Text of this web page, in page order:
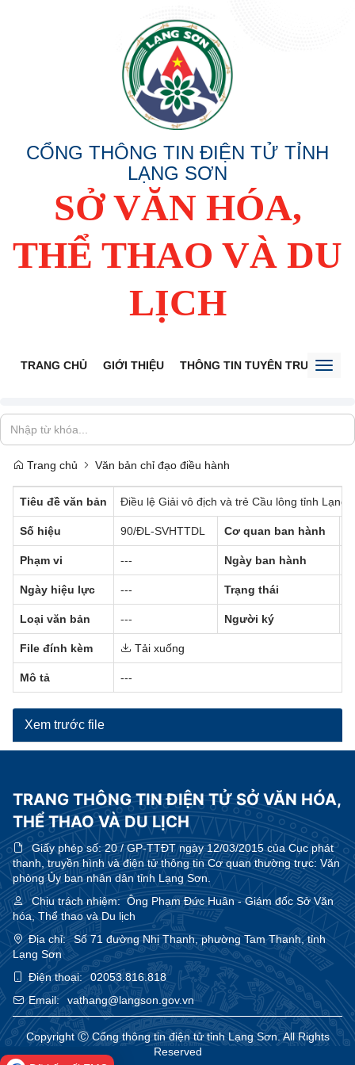
CỔNG THÔNG TIN ĐIỆN TỬ TỈNH
LẠNG SƠN
SỞ VĂN HÓA,
THỂ THAO VÀ DU
LỊCH
TRANG CHỦ GIỚI THIỆU THÔNG TIN TUYÊN TRUYỀN
Trang chủ Văn bản chỉ đạo điều hành
Tiêu đề văn bản Điều lệ Giải vô địch và trẻ Cầu lông tỉnh Lạng
Số hiệu 90/ĐL-SVHTTDL Cơ quan ban hành
Phạm vi --- Ngày ban hành
Ngày hiệu lực --- Trạng thái
Loại văn bản --- Người ký
File đính kèm Tải xuống
Mô tả ---
Xem trước file
TRANG THÔNG TIN ĐIỆN TỬ SỞ VĂN HÓA,
THỂ THAO VÀ DU LỊCH
Giấy phép số:20 / GP-TTĐT ngày 12/03/2015 của Cục phát
thanh, truyền hình và điện tử thông tin Cơ quan thường trực: Văn
phòng Ủy ban nhân dân tỉnh Lạng Sơn.
Chịu trách nhiệm:Ông Phạm Đức Huân - Giám đốc Sở Văn
hóa, Thể thao và Du lịch
Địa chỉ:
Số 71 đường Nhị Thanh, phường Tam Thanh, tỉnh
Lạng Sơn
Điện thoại:
02053.816.818
Email:
vathang@langson.gov.vn
Copyright Ⓒ Cổng thông tin điện tử tỉnh Lạng Sơn. All Rights
Reserved